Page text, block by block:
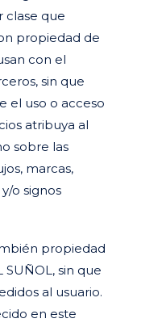
clase que
propiedad de
con el
sin que
el uso o acceso
atribuya al
sobre las
marcas,
o signos
propiedad
sin que
al usuario.
en este